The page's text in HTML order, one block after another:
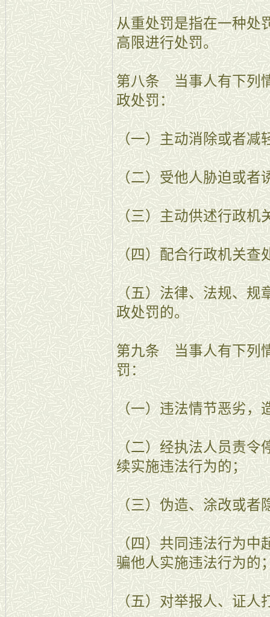
从重处罚是指在一种处
高限进行处罚。
第八条 当事人有下列
政处罚：
（一）主动消除或者减
（二）受他人胁迫或者
（三）主动供述行政机
（四）配合行政机关查
（五）法律、法规、规
政处罚的。
第九条 当事人有下列
罚：
（一）违法情节恶劣，
（二）经执法人员责令
续实施违法行为的；
（三）伪造、涂改或者
（四）共同违法行为中
骗他人实施违法行为的
（五）对举报人、证人